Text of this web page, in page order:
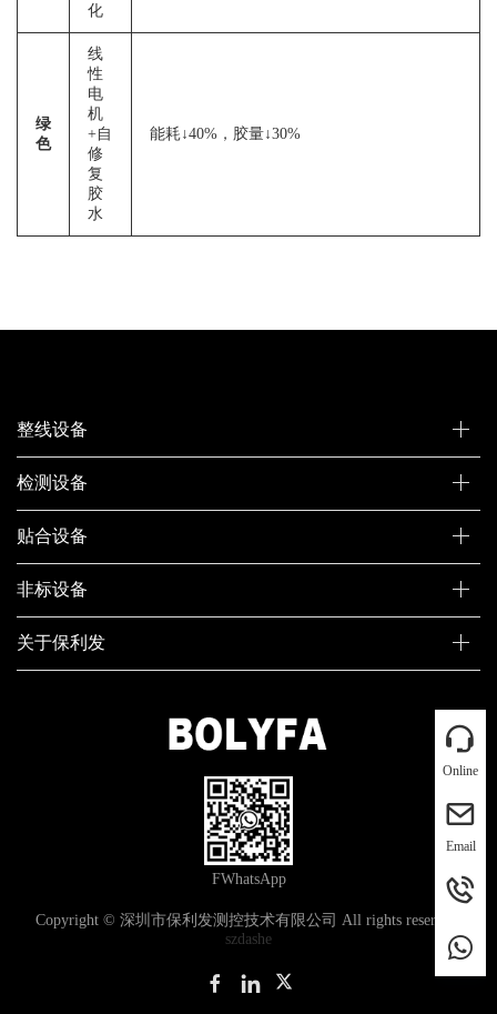
化
绿
色
线
性
电
机
+自
修
复
胶
水
能耗↓40%，胶量↓30%
Online
Email
整线设备
检测设备
贴合设备
非标设备
关于保利发
FWhatsApp
Copyright © 深圳市保利发测控技术有限公司 All rights reserved.
szdashe